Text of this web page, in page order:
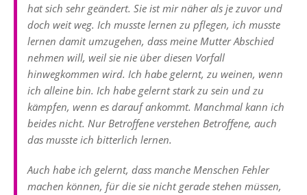
hat sich sehr geändert. Sie ist mir näher als je zuvor und
doch weit weg. Ich musste lernen zu pflegen, ich musste
lernen damit umzugehen, dass meine Mutter Abschied
nehmen will, weil sie nie über diesen Vorfall
hinwegkommen wird. Ich habe gelernt, zu weinen, wenn
ich alleine bin. Ich habe gelernt stark zu sein und zu
kämpfen, wenn es darauf ankommt. Manchmal kann ich
beides nicht. Nur Betroffene verstehen Betroffene, auch
das musste ich bitterlich lernen.
Auch habe ich gelernt, dass manche Menschen Fehler
machen können, für die sie nicht gerade stehen müssen,